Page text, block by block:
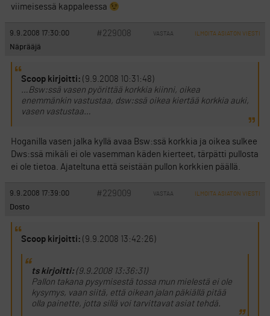
viimeisessä kappaleessa
9.9.2008 17:30:00 #229008 VASTAA ILMOITA ASIATON VIESTI
Näprääjä
Scoop kirjoitti: (9.9.2008 10:31:48)
…Bsw:ssä vasen pyörittää korkkia kiinni, oikea
enemmänkin vastustaa, dsw:ssä oikea kiertää korkkia auki,
vasen vastustaa…
Hoganilla vasen jalka kyllä avaa Bsw:ssä korkkia ja oikea sulkee
Dws:ssä mikäli ei ole vasemman käden kierteet, tärpätti pullosta
ei ole tietoa. Ajateltuna että seistään pullon korkkien päällä.
9.9.2008 17:39:00 #229009 VASTAA ILMOITA ASIATON VIESTI
Dosto
Scoop kirjoitti: (9.9.2008 13:42:26)
ts kirjoitti:(9.9.2008 13:36:31)
Pallon takana pysymisestä tossa mun mielestä ei ole
kysymys, vaan siitä, että oikean jalan päkiällä pitää
olla painette, jotta sillä voi tarvittavat asiat tehdä.